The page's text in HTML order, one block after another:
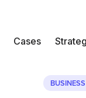
Cases